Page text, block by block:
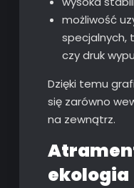
możliwość
specjalnych,
czy druk
Dzięki temu
się zarówno
na zewnątrz.
ekologia